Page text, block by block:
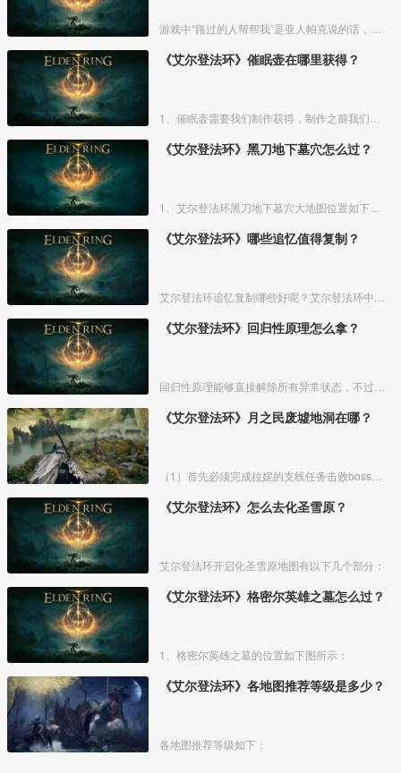
《艾尔登法环》催眠壶在哪里获得？
《艾尔登法环》黑刀地下墓穴怎么过？
《艾尔登法环》哪些追忆值得复制？
《艾尔登法环》回归性原理怎么拿？
《艾尔登法环》月之民废墟地洞在哪？
《艾尔登法环》怎么去化圣雪原？
艾尔登法环开启化圣雪原地图有以下几个部分：
《艾尔登法环》格密尔英雄之墓怎么过？
1、格密尔英雄之墓的位置如下图所示：
《艾尔登法环》各地图推荐等级是多少？
各地图推荐等级如下：